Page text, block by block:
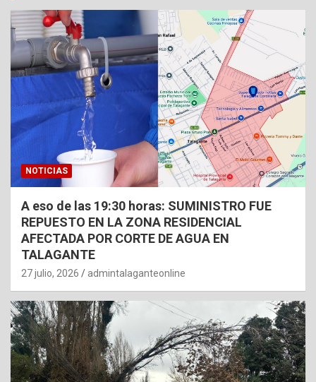
NOTICIAS
A eso de las 19:30 horas: SUMINISTRO FUE
REPUESTO EN LA ZONA RESIDENCIAL
AFECTADA POR CORTE DE AGUA EN
TALAGANTE
27 julio, 2026 admintalaganteonline